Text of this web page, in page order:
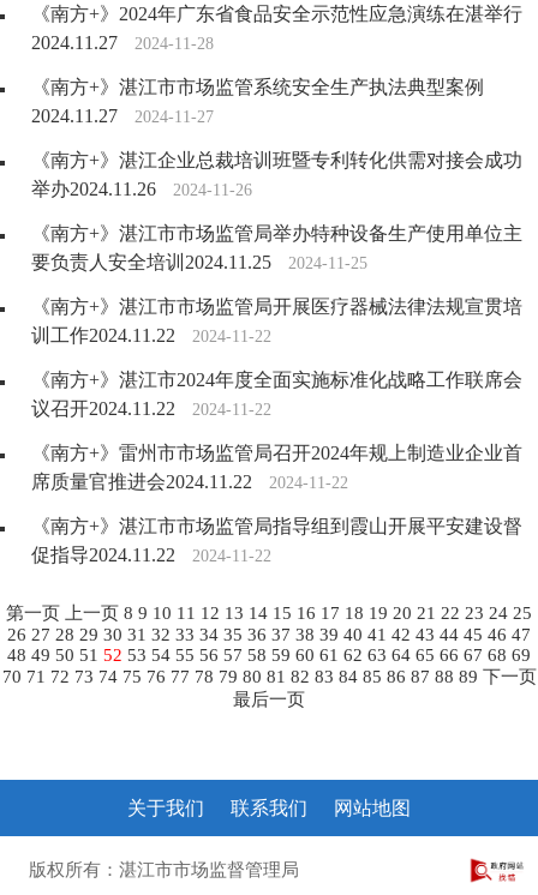
《南方+》2024年广东省食品安全示范性应急演练在湛举行
2024.11.27
2024-11-28
《南方+》湛江市市场监管系统安全生产执法典型案例
2024.11.27
2024-11-27
《南方+》湛江企业总裁培训班暨专利转化供需对接会成功
举办2024.11.26
2024-11-26
《南方+》湛江市市场监管局举办特种设备生产使用单位主
要负责人安全培训2024.11.25
2024-11-25
《南方+》湛江市市场监管局开展医疗器械法律法规宣贯培
训工作2024.11.22
2024-11-22
《南方+》湛江市2024年度全面实施标准化战略工作联席会
议召开2024.11.22
2024-11-22
《南方+》雷州市市场监管局召开2024年规上制造业企业首
席质量官推进会2024.11.22
2024-11-22
《南方+》湛江市市场监管局指导组到霞山开展平安建设督
促指导2024.11.22
2024-11-22
第一页 上一页 8 9 10 11 12 13 14 15 16 17 18 19 20 21 22 23 24 25
26 27 28 29 30 31 32 33 34 35 36 37 38 39 40 41 42 43 44 45 46 47
48 49 50 51 52 53 54 55 56 57 58 59 60 61 62 63 64 65 66 67 68 69
70 71 72 73 74 75 76 77 78 79 80 81 82 83 84 85 86 87 88 89 下一页
最后一页
关于我们 联系我们 网站地图
版权所有：湛江市市场监督管理局